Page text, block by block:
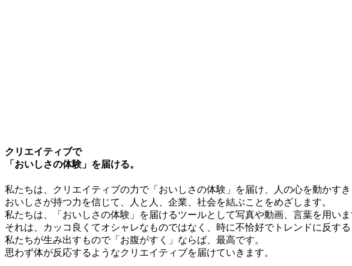
クリエイティブで
「おいしさの体験」を届ける。
私たちは、クリエイティブの力で「おいしさの体験」を届け、人の心を動かすき
おいしさが持つ力を信じて、人と人、企業、社会を結ぶことをめざします。
私たちは、「おいしさの体験」を届けるツールとして写真や動画、言葉を用いま
それは、カッコ良くてオシャレなものではなく、時に不恰好でトレンドに反する
私たちが生み出すもので「お腹がすく」ならば、最高です。
思わず体が反応するようなクリエイティブを届けていきます。